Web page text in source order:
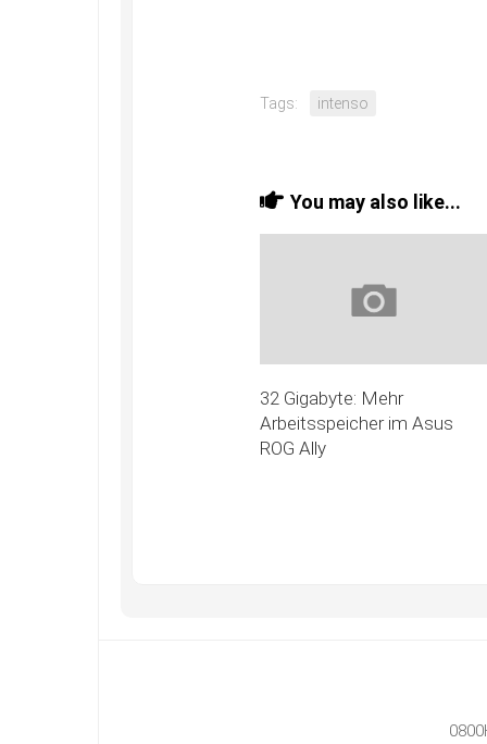
Tags: intenso
You may also like...
32 Gigabyte: Mehr
Arbeitsspeicher im Asus
ROG Ally